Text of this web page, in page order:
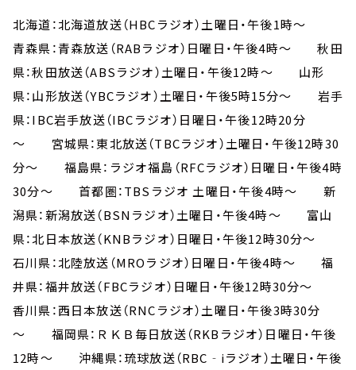
北海道：北海道放送（HBCラジオ）土曜日・午後1時～
青森県：青森放送（RABラジオ）日曜日・午後4時～ 秋田
県：秋田放送（ABSラジオ）土曜日・午後12時～ 山形
県：山形放送（YBCラジオ）土曜日・午後5時15分～ 岩手
県：IBC岩手放送（IBCラジオ）日曜日・午後12時20分
～ 宮城県：東北放送（TBCラジオ）土曜日・午後12時30
分～ 福島県：ラジオ福島（RFCラジオ）日曜日・午後4時
30分～ 首都圏：TBSラジオ 土曜日・午後4時～ 新
潟県：新潟放送（BSNラジオ）土曜日・午後4時～ 富山
県：北日本放送（KNBラジオ）日曜日・午後12時30分～
石川県：北陸放送（MROラジオ）日曜日・午後4時～ 福
井県：福井放送（FBCラジオ）日曜日・午後12時30分～
香川県：西日本放送（RNCラジオ）土曜日・午後3時30分
～ 福岡県：ＲＫＢ毎日放送（RKBラジオ）日曜日・午後
12時～ 沖縄県：琉球放送（RBC‐iラジオ）土曜日・午後